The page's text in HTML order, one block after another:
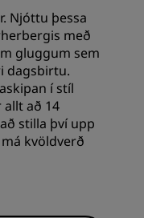
Njóttu þessa
með
gluggum sem
dagsbirtu.
í stíl
að 14
stilla því upp
kvöldverð